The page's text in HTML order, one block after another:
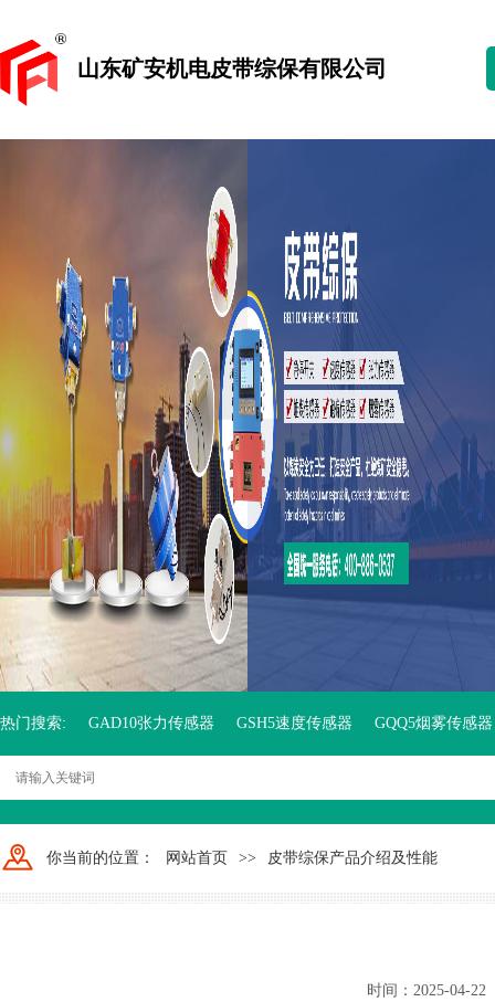
山东矿安机电皮带综保有限公司
热门搜索: GAD10张力传感器 GSH5速度传感器 GQQ5烟雾传感器
你当前的位置： 网站首页 >> 皮带综保产品介绍及性能
时间：2025-04-22